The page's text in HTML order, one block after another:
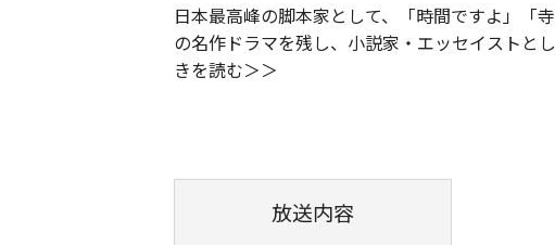
日本最高峰の脚本家として、「時間ですよ」「
の名作ドラマを残し、小説家・エッセイストと
きを読む
放送内容